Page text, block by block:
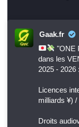
Gaak.fr
"ONE
dans les
2025 - 2026 :
Licences
milliards ¥) /
Droits